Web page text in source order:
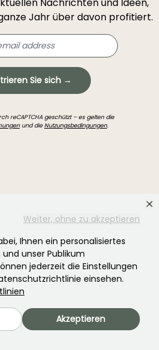
Weiter, ohne zu akzeptieren
Ihnen ein personalisiertes
unser Publikum
jederzeit die Einstellungen
einsehen.
Akzeptieren
Jahr über davon profitiert.
Sie sich →
reCAPTCHA geschützt – es gelten die
und dieNutzungsbedingungen.
was Sie gesucht